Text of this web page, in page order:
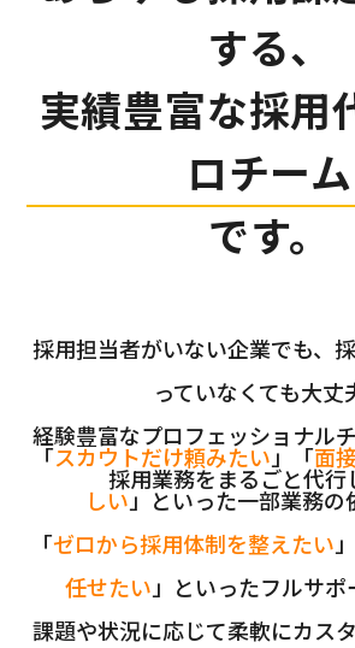
する、
実績豊富な採用
ロチーム
です。
採用担当者がいない企業でも、
っていなくても大丈
経験豊富なプロフェッショナル
採用業務をまるごと代行
「スカウトだけ頼みたい」「面
しい」といった一部業務の
「ゼロから採用体制を整えたい
任せたい」といったフルサポ
課題や状況に応じて柔軟にカス